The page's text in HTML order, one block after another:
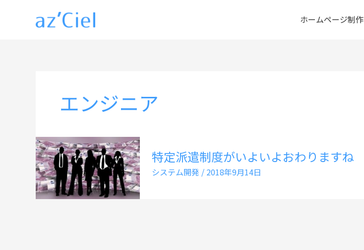
ホームページ制作
エンジニア
特定派遣制度がいよいよおわりますね
システム開発 / 2018年9月14日